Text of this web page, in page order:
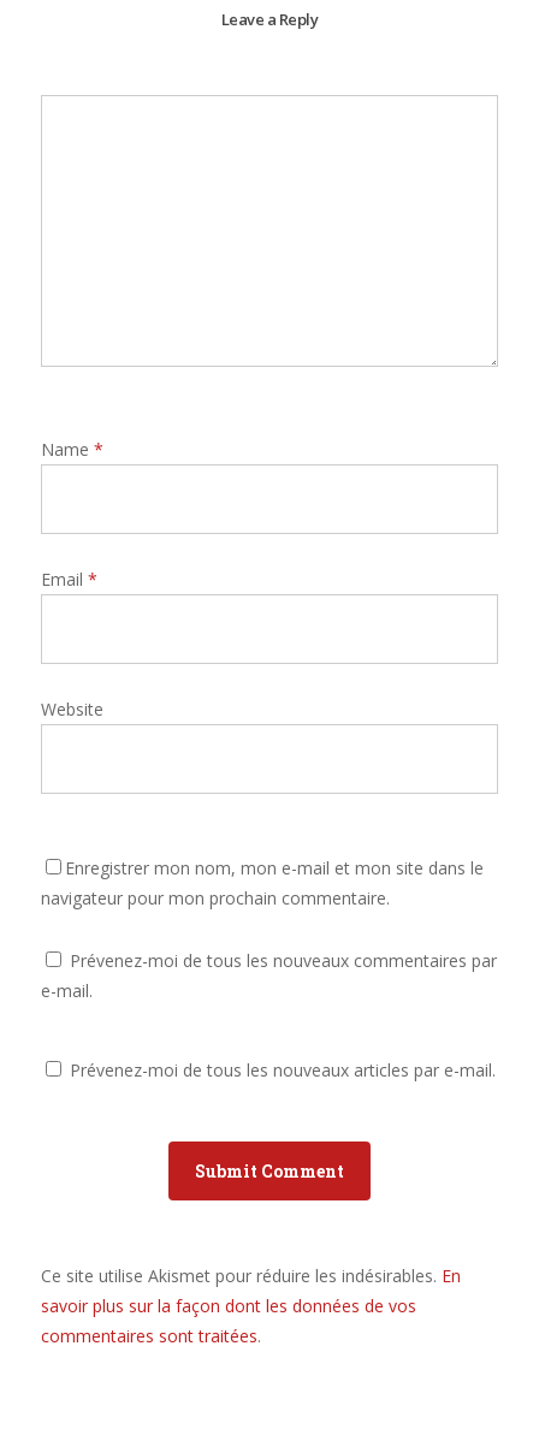
Leave a Reply
Name *
Email *
Website
Enregistrer mon nom, mon e-mail et mon site dans le
navigateur pour mon prochain commentaire.
Prévenez-moi de tous les nouveaux commentaires par
e-mail.
Prévenez-moi de tous les nouveaux articles par e-mail.
Ce site utilise Akismet pour réduire les indésirables. En
savoir plus sur la façon dont les données de vos
commentaires sont traitées.